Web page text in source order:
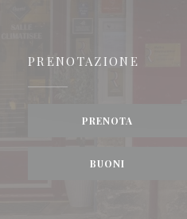
PRENOTAZIONE
PRENOTA
BUONI